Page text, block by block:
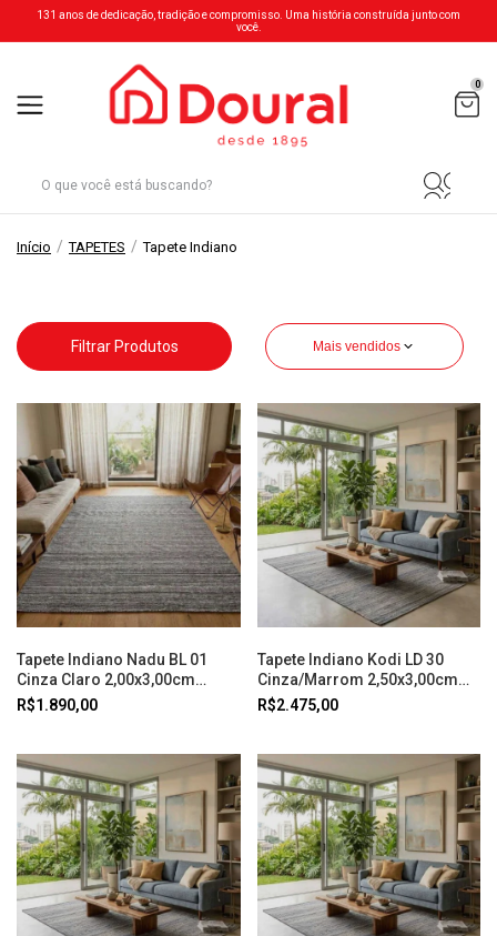
131 anos de dedicação, tradição e compromisso. Uma história construída junto com
você.
0
Início / TAPETES / Tapete Indiano
Filtrar Produtos Mais vendidos
Tapete Indiano Nadu BL 01
Cinza Claro 2,00x3,00cm
Abdalla
R$1.890,00
Tapete Indiano Kodi LD 30
Cinza/Marrom 2,50x3,00cm
Abdalla
R$2.475,00